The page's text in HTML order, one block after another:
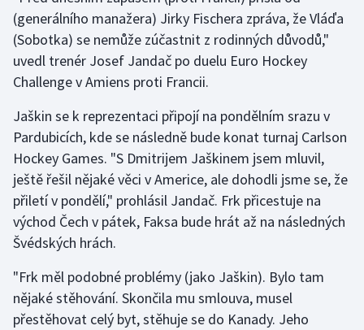
(generálního manažera) Jirky Fischera zpráva, že Vláďa
(Sobotka) se nemůže zúčastnit z rodinných důvodů,"
uvedl trenér Josef Jandač po duelu Euro Hockey
Challenge v Amiens proti Francii.
Jaškin se k reprezentaci připojí na pondělním srazu v
Pardubicích, kde se následně bude konat turnaj Carlson
Hockey Games. "S Dmitrijem Jaškinem jsem mluvil,
ještě řešil nějaké věci v Americe, ale dohodli jsme se, že
přiletí v pondělí," prohlásil Jandač. Frk přicestuje na
východ Čech v pátek, Faksa bude hrát až na následných
Švédských hrách.
"Frk měl podobné problémy (jako Jaškin). Bylo tam
nějaké stěhování. Skončila mu smlouva, musel
přestěhovat celý byt, stěhuje se do Kanady. Jeho